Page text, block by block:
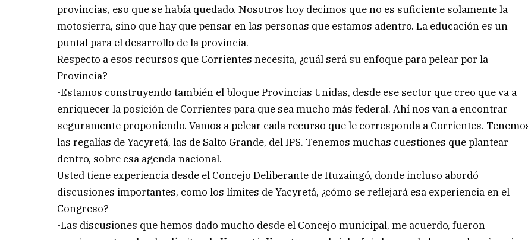
provincias, eso que se había quedado. Nosotros hoy decimos que no es suficiente solamente la
motosierra, sino que hay que pensar en las personas que estamos adentro. La educación es un
puntal para el desarrollo de la provincia.
Respecto a esos recursos que Corrientes necesita, ¿cuál será su enfoque para pelear por la
Provincia?
-Estamos construyendo también el bloque Provincias Unidas, desde ese sector que creo que va a
enriquecer la posición de Corrientes para que sea mucho más federal. Ahí nos van a encontrar
seguramente proponiendo. Vamos a pelear cada recurso que le corresponda a Corrientes.
las regalías de Yacyretá, las de Salto Grande, del IPS. Tenemos muchas cuestiones que plantear
dentro, sobre esa agenda nacional.
Usted tiene experiencia desde el Concejo Deliberante de Ituzaingó, donde incluso abordó
discusiones importantes, como los límites de Yacyretá, ¿cómo se reflejará esa experiencia en el
Congreso?
-Las discusiones que hemos dado mucho desde el Concejo municipal, me acuerdo, fueron